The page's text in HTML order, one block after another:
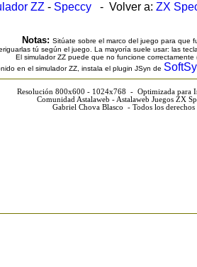
ZZ - Speccy - Volver a: ZX
Notas: Sitúate sobre el marco del juego para que
tú según el juego. La mayoría suele usar: las
El simulador ZZ puede que no funcione correctamente
en el simulador ZZ, instala el plugin JSyn de
Resolución 800x600 - 1024x768 - Optimizada para
Comunidad Astalaweb - Astalaweb Juegos ZX
Gabriel Chova Blasco - Todos los derechos